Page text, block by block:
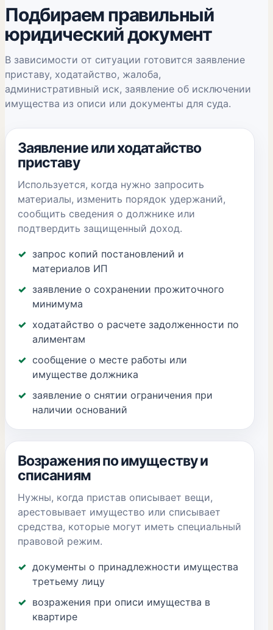
Подбираем правильный
юридический документ
В зависимости от ситуации готовится заявление
приставу, ходатайство, жалоба,
административный иск, заявление об исключении
имущества из описи или документы для суда.
Заявление или ходатайство
приставу
Используется, когда нужно запросить
материалы, изменить порядок удержаний,
сообщить сведения о должнике или
подтвердить защищенный доход.
запрос копий постановлений и
материалов ИП
заявление о сохранении прожиточного
минимума
ходатайство о расчете задолженности по
алиментам
сообщение о месте работы или
имуществе должника
заявление о снятии ограничения при
наличии оснований
Возражения по имуществу и
списаниям
Нужны, когда пристав описывает вещи,
арестовывает имущество или списывает
средства, которые могут иметь специальный
правовой режим.
документы о принадлежности имущества
третьему лицу
возражения при описи имущества в
квартире